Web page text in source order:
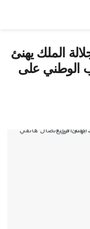
» المغرب 2022..جلالة الملك يهنئ
الوطني على